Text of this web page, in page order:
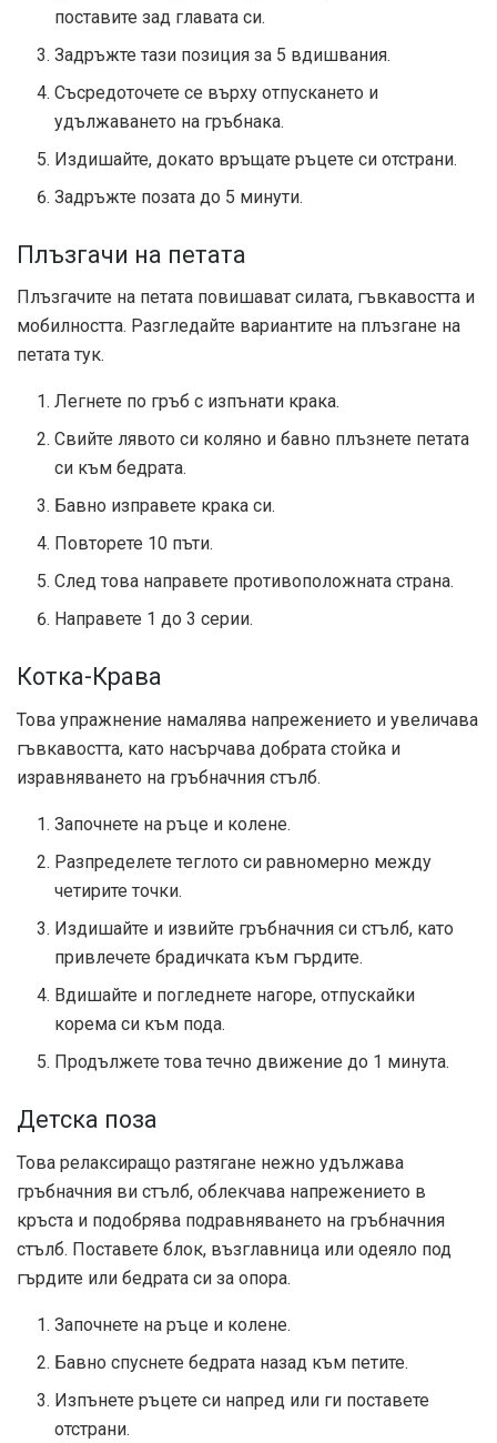
поставите зад главата си.
Задръжте тази позиция за 5 вдишвания.
Съсредоточете се върху отпускането и
удължаването на гръбнака.
Издишайте, докато връщате ръцете си отстрани.
Задръжте позата до 5 минути.
Плъзгачи на петата
Плъзгачите на петата повишават силата, гъвкавостта и
мобилността. Разгледайте вариантите на плъзгане на
петата тук.
Легнете по гръб с изпънати крака.
Свийте лявото си коляно и бавно плъзнете петата
си към бедрата.
Бавно изправете крака си.
Повторете 10 пъти.
След това направете противоположната страна.
Направете 1 до 3 серии.
Котка-Крава
Това упражнение намалява напрежението и увеличава
гъвкавостта, като насърчава добрата стойка и
изравняването на гръбначния стълб.
Започнете на ръце и колене.
Разпределете теглото си равномерно между
четирите точки.
Издишайте и извийте гръбначния си стълб, като
привлечете брадичката към гърдите.
Вдишайте и погледнете нагоре, отпускайки
корема си към пода.
Продължете това течно движение до 1 минута.
Детска поза
Това релаксиращо разтягане нежно удължава
гръбначния ви стълб, облекчава напрежението в
кръста и подобрява подравняването на гръбначния
стълб. Поставете блок, възглавница или одеяло под
гърдите или бедрата си за опора.
Започнете на ръце и колене.
Бавно спуснете бедрата назад към петите.
Изпънете ръцете си напред или ги поставете
отстрани.